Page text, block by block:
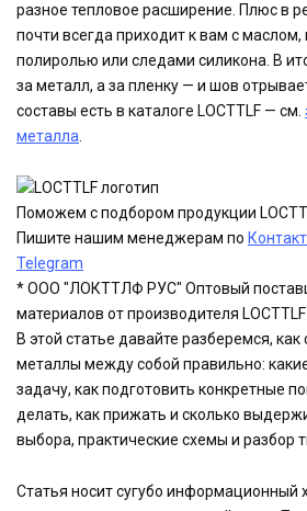
разное тепловое расширение. Плюс в
почти всегда приходит к вам с маслом,
полиролью или следами силикона. В
за металл, а за пленку — и шов
составы есть в каталоге LOCTTLF — см.
металла
Поможем с подбором продукции
Пишите нашим менеджерам по
Telegram
* ООО "ЛОКТТЛФ РУС" Оптовый
материалов от производителя
В этой статье давайте разберемся, как
металлы между собой правильно:
задачу, как подготовить конкретные
делать, как прижать и сколько
выбора, практические схемы и разбор
Статья носит сугубо информационный